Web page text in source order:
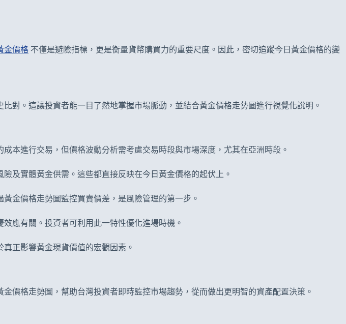
金價格 不僅是避險指標，更是衡量貨幣購買力的重要尺度。因此，密切追蹤今日黃金價格的變
對。這讓投資者能一目了然地掌握市場脈動，並結合黃金價格走勢圖進行視覺化說明。
本進行交易，但價格波動分析需考慮交易時段與市場深度，尤其在亞洲時段。
及實體黃金供需。這些都直接反映在今日黃金價格的起伏上。
金價格走勢圖監控買賣價差，是風險管理的第一步。
應有關。投資者可利用此一特性優化進場時機。
正影響黃金現貨價值的宏觀因素。
價格走勢圖，幫助台灣投資者即時監控市場趨勢，從而做出更明智的資產配置決策。